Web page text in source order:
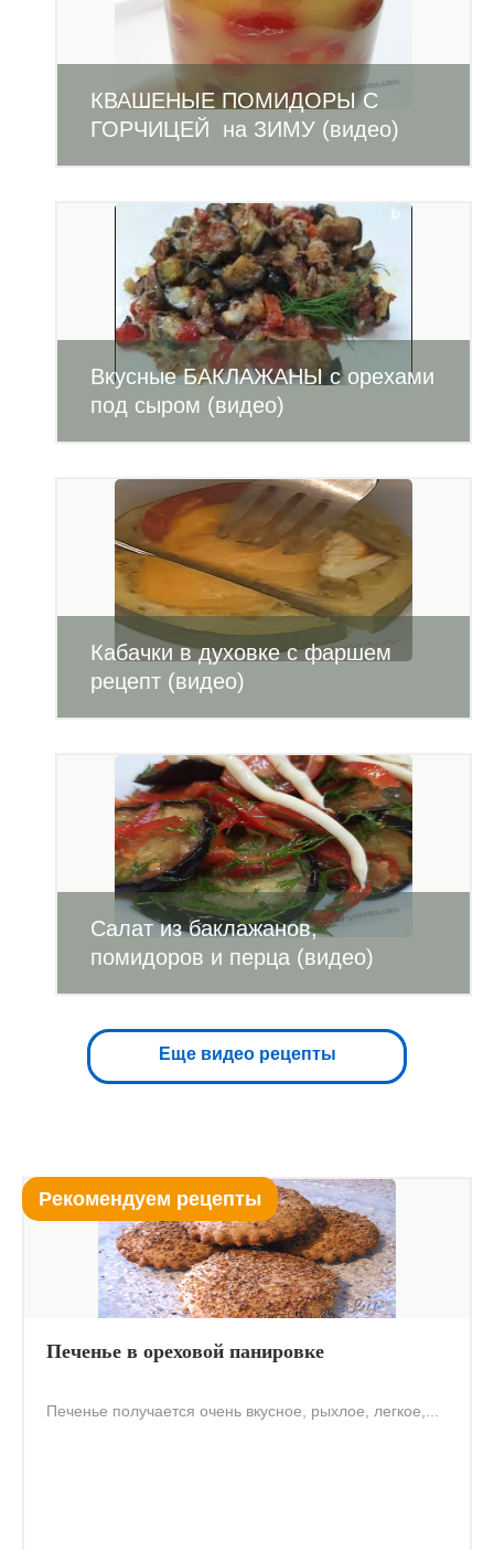
КВАШЕНЫЕ ПОМИДОРЫ С
ГОРЧИЦЕЙ на ЗИМУ (видео)
Вкусные БАКЛАЖАНЫ с орехами
под сыром (видео)
Кабачки в духовке с фаршем
рецепт (видео)
Салат из баклажанов,
помидоров и перца (видео)
Еще видео рецепты
Рекомендуем рецепты
Печенье в ореховой панировке
Печенье получается очень вкусное, рыхлое, легкое,...